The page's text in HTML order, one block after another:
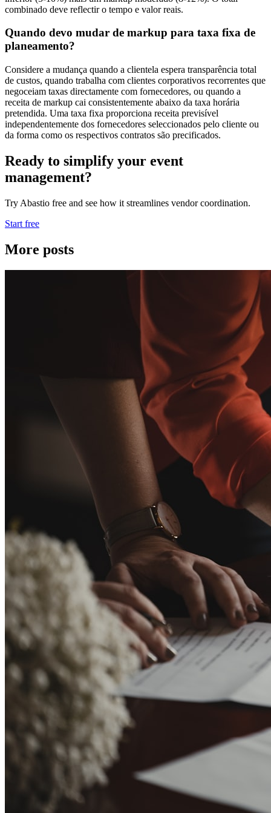
combinado deve reflectir o tempo e valor reais.
Quando devo mudar de markup para taxa fixa de
planeamento?
Considere a mudança quando a clientela espera transparência total
de custos, quando trabalha com clientes corporativos recorrentes que
negoceiam taxas directamente com fornecedores, ou quando a
receita de markup cai consistentemente abaixo da taxa horária
pretendida. Uma taxa fixa proporciona receita previsível
independentemente dos fornecedores seleccionados pelo cliente ou
da forma como os respectivos contratos são precificados.
Ready to simplify your event
management?
Try Abastio free and see how it streamlines vendor coordination.
Start free
More posts